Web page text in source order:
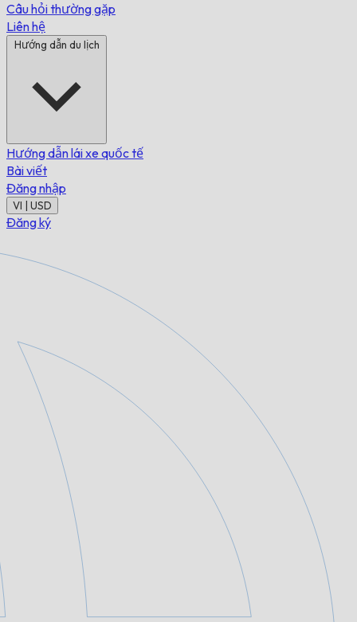
Câu hỏi thường gặp
Liên hệ
Hướng dẫn du lịch
Hướng dẫn lái xe quốc tế
Bài viết
Đăng nhập
VI | USD
Đăng ký